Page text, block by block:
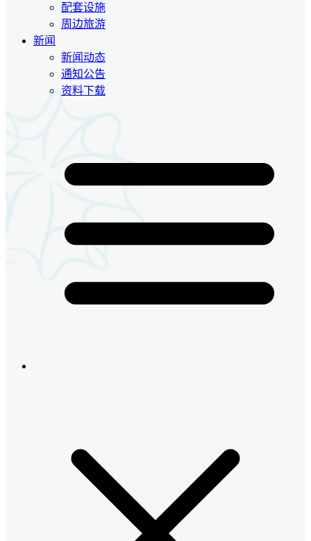
配套设施
周边旅游
新闻
新闻动态
通知公告
资料下载